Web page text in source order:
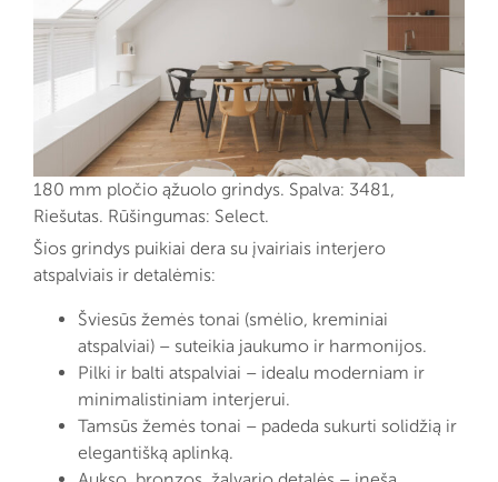
180 mm pločio ąžuolo grindys. Spalva: 3481,
Riešutas. Rūšingumas: Select.
Šios grindys puikiai dera su įvairiais interjero
atspalviais ir detalėmis:
Šviesūs žemės tonai (smėlio, kreminiai
atspalviai) – suteikia jaukumo ir harmonijos.
Pilki ir balti atspalviai – idealu moderniam ir
minimalistiniam interjerui.
Tamsūs žemės tonai – padeda sukurti solidžią ir
elegantišką aplinką.